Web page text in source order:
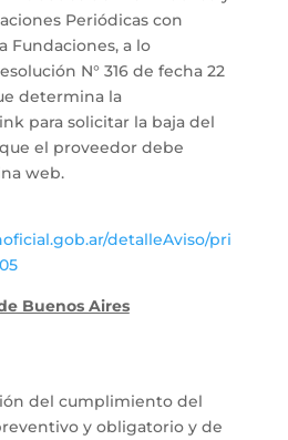
Periódicas con
Fundaciones, a lo
N° 316 de fecha 22
determina la
para solicitar la baja del
el proveedor debe
web.
detalleAviso/pri
Buenos Aires
del cumplimiento del
y obligatorio y de